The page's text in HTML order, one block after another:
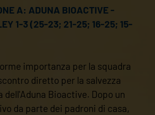
A: ADUNA BIOACTIVE -
1-3 (25-23; 21-25; 16-25; 15-
importanza per la squadra
diretto per la salvezza
dell'Aduna Bioactive. Dopo un
da parte dei padroni di casa,